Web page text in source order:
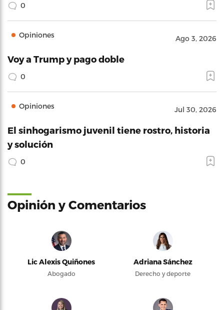
0
Opiniones Ago 3, 2026
Voy a Trump y pago doble
0
Opiniones Jul 30, 2026
El sinhogarismo juvenil tiene rostro, historia
y solución
0
Opinión y Comentarios
Lic Alexis Quiñones
Abogado
Adriana Sánchez
Derecho y deporte